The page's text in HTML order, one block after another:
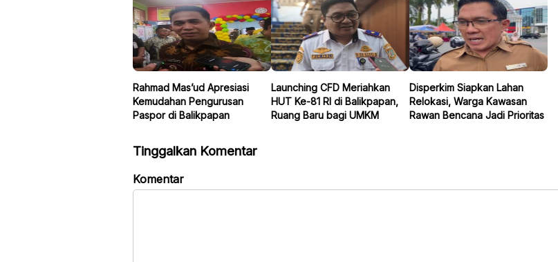
Rahmad Mas’ud Apresiasi
Kemudahan Pengurusan
Paspor di Balikpapan
Launching CFD Meriahkan
HUT Ke-81 RI di Balikpapan,
Ruang Baru bagi UMKM
Disperkim Siapkan Lahan
Relokasi, Warga Kawasan
Rawan Bencana Jadi Prioritas
Tinggalkan Komentar
Komentar